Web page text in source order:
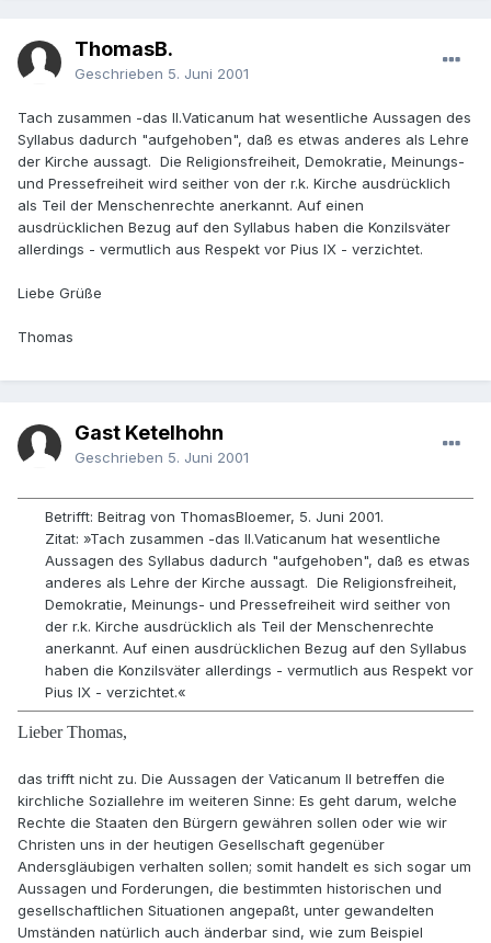
ThomasB.
Geschrieben 5. Juni 2001
Tach zusammen -das II.Vaticanum hat wesentliche Aussagen des
Syllabus dadurch "aufgehoben", daß es etwas anderes als Lehre
der Kirche aussagt. Die Religionsfreiheit, Demokratie, Meinungs-
und Pressefreiheit wird seither von der r.k. Kirche ausdrücklich
als Teil der Menschenrechte anerkannt. Auf einen
ausdrücklichen Bezug auf den Syllabus haben die Konzilsväter
allerdings - vermutlich aus Respekt vor Pius IX - verzichtet.
Liebe Grüße
Thomas
Gast Ketelhohn
Geschrieben 5. Juni 2001
Betrifft: Beitrag von ThomasBloemer, 5. Juni 2001.
Zitat: »Tach zusammen -das II.Vaticanum hat wesentliche
Aussagen des Syllabus dadurch "aufgehoben", daß es etwas
anderes als Lehre der Kirche aussagt. Die Religionsfreiheit,
Demokratie, Meinungs- und Pressefreiheit wird seither von
der r.k. Kirche ausdrücklich als Teil der Menschenrechte
anerkannt. Auf einen ausdrücklichen Bezug auf den Syllabus
haben die Konzilsväter allerdings - vermutlich aus Respekt vor
Pius IX - verzichtet.«
Lieber Thomas,
das trifft nicht zu. Die Aussagen der Vaticanum II betreffen die
kirchliche Soziallehre im weiteren Sinne: Es geht darum, welche
Rechte die Staaten den Bürgern gewähren sollen oder wie wir
Christen uns in der heutigen Gesellschaft gegenüber
Andersgläubigen verhalten sollen; somit handelt es sich sogar um
Aussagen und Forderungen, die bestimmten historischen und
gesellschaftlichen Situationen angepaßt, unter gewandelten
Umständen natürlich auch änderbar sind, wie zum Beispiel